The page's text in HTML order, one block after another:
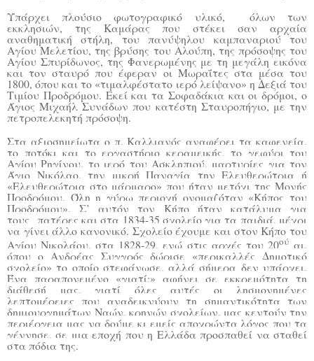
Υπάρχει πλούσιο φωτογραφικό υλικό, όλων των
εκκλησιών, της Καμάρας που στέκει σαν αρχαία
αναθηματική στήλη, του πανύψηλου καμπαναριού του
Αγίου Μελετίου, της βρύσης του Αλούπη, της πρόσοψης του
Αγίου Σπυρίδωνος, της Φανερωμένης με τη μεγάλη εικόνα
και τον σταυρό που έφεραν οι Μωραΐτες στα μέσα του
1800, όπου και το «τιμαλφέστατο ιερό λείψανο» η Δεξιά του
Τιμίου Προδρόμου. Εκεί και τα Σοφαδάκια και οι δρόμοι, ο
Άγιος Μιχαήλ Συνάδων που κατέστη Σταυροπήγιο, με την
πετροπελεκητή πρόσοψη.
Στα αξιοσημείωτα ο π. Καλλιανός αναφέρει τα καφενεία,
το ποτόκι και το εργαστήριο κεραμεικής, το γεφύρι του
Αγίου Ρηγίνου, το ιερό του Ασκληπιού, μαρτυρίες για τον
Άγιο Νικόλαο, την μικρή Παναγία την Ελευθερώτρια ή
«Ελευθερώτρια στο μάρμαρο» που ήταν μετόχι της Μονής
Προδρόμου. Όλη η γύρω περιοχή ονομαζόταν «Κήπος του
Προδρόμου». Σ’ αυτόν τον Κήπο ήταν κατάλυμα για
τους πατέρες και στα 1834-35 σχολείο για τα παιδιά, μέχρι
να γίνει άλλο κανονικό. Σχολείο έχουμε και στον Κήπο του
Αγίου Νικολάου, στα 1828-29, ενώ στις αρχές του 20ούαι,
όπου ο Ανδρέας Συγγρός δώρισε «περικαλλές Δημοτικό
σχολείο» το οποίο στεφάνωσε, αλλά σήμερα δεν υπάρχει.
Ένα παραπονεμένο «γιατί;» αφήνει σε εκκρεμότητα τη
διάθεσή μας, γιατί όλες αυτές οι λησμονημένες
λεπτομέρειες που αναδεικνύουν τη σημαντικότητα των
δημιουργημάτων Ναών, κρηνών σχολείων, μας κεντούν την
περιέργεια μας να δούμε κι εμείς αποχρώντα λόγος που τα
γέννησε, σε μια εποχή που η Ελλάδα προσπαθεί να σταθεί
στα πόδια της.